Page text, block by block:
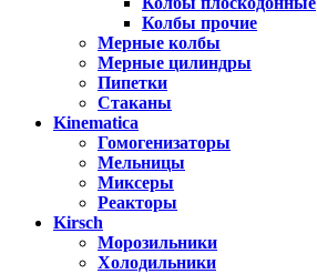
Колбы прочие
Мерные колбы
Мерные цилиндры
Пипетки
Стаканы
Kinematica
Гомогенизаторы
Мельницы
Миксеры
Реакторы
Kirsch
Морозильники
Холодильники